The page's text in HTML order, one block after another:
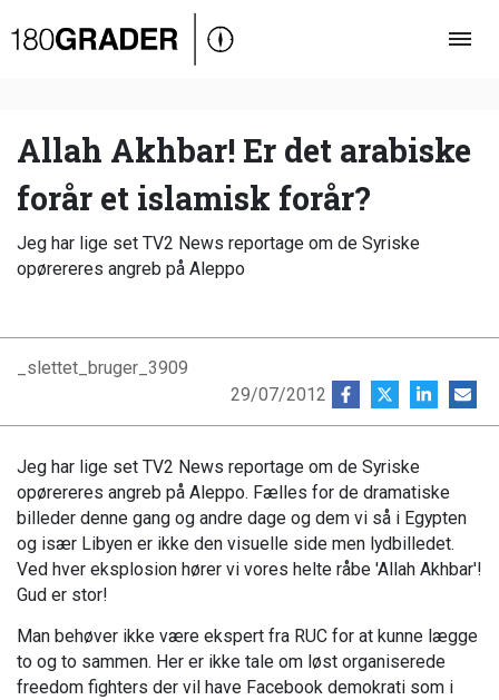
Oversigt
Debat
Video
Podcast
Allah Akhbar! Er det arabiske
forår et islamisk forår?
Jeg har lige set TV2 News reportage om de Syriske
opørereres angreb på Aleppo
_slettet_bruger_3909
29/07/2012
Jeg har lige set TV2 News reportage om de Syriske
opørereres angreb på Aleppo. Fælles for de dramatiske
billeder denne gang og andre dage og dem vi så i Egypten
og især Libyen er ikke den visuelle side men lydbilledet.
Ved hver eksplosion hører vi vores helte råbe 'Allah Akhbar'!
Gud er stor!
Man behøver ikke være ekspert fra RUC for at kunne lægge
to og to sammen. Her er ikke tale om løst organiserede
freedom fighters der vil have Facebook demokrati som i